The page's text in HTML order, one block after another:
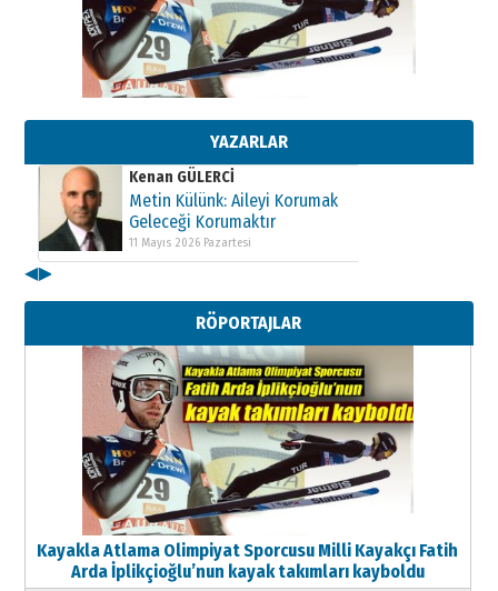
YAZARLAR
Metin Külünk: Aileyi Korumak
Geleceği Korumaktır
11 Mayıs 2026 Pazartesi
Kenan GÜLERCİ
Metin Külünk: Aileyi Korumak
Geleceği Korumaktır
Kenan GÜLERCİ
Metin Külünk: Aileyi Korumak
Geleceği Korumaktır
11 Mayıs 2026 Pazartesi
◀▶
RÖPORTAJLAR
Kayakla Atlama Olimpiyat Sporcusu Milli Kayakçı Fatih
Arda İplikçioğlu’nun kayak takımları kayboldu